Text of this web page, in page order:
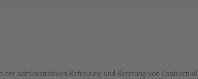
administrativen Betreuung und Beratung von Contractual